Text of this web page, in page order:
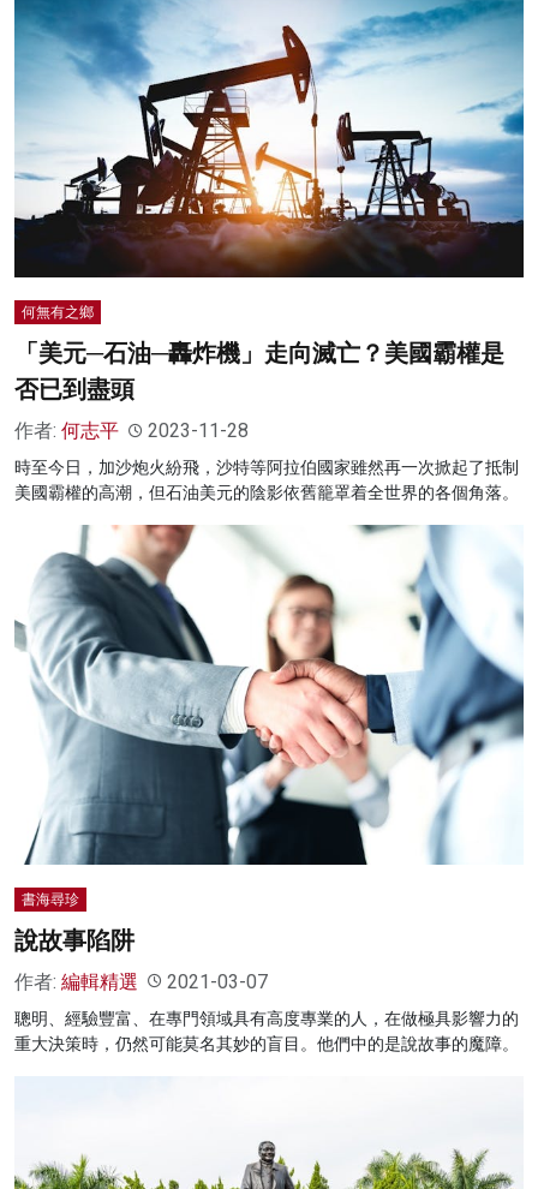
何無有之鄉
「美元─石油─轟炸機」走向滅亡？美國霸權是
否已到盡頭
作者: 何志平 2023-11-28
時至今日，加沙炮火紛飛，沙特等阿拉伯國家雖然再一次掀起了抵制
美國霸權的高潮，但石油美元的陰影依舊籠罩着全世界的各個角落。
書海尋珍
說故事陷阱
作者: 編輯精選 2021-03-07
聰明、經驗豐富、在專門領域具有高度專業的人，在做極具影響力的
重大決策時，仍然可能莫名其妙的盲目。他們中的是說故事的魔障。